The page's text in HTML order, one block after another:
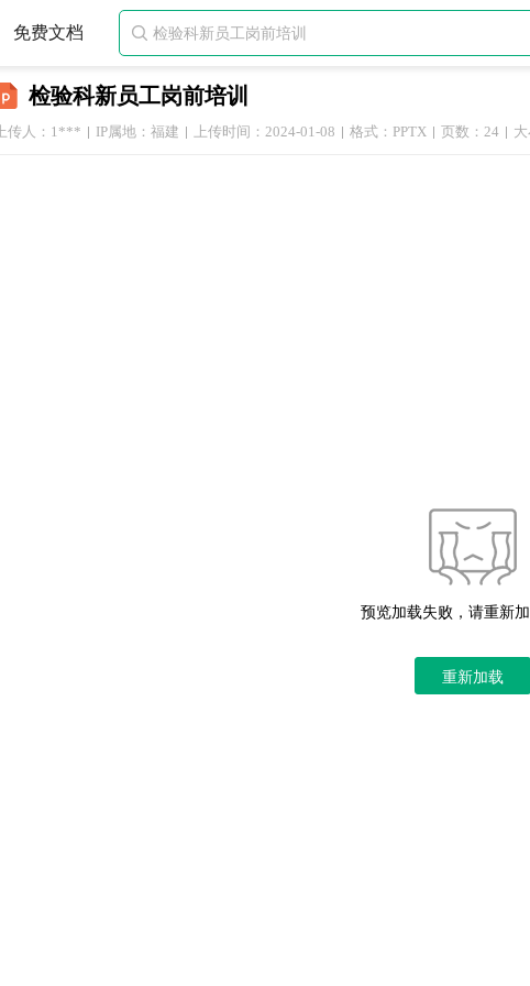
免费文档 
检验科新员工岗前培训
上传人：1*** IP属地：福建 上传时间：2024-01-08 格式：PPTX 页数：24
预览加载失败，请重新
重新加载